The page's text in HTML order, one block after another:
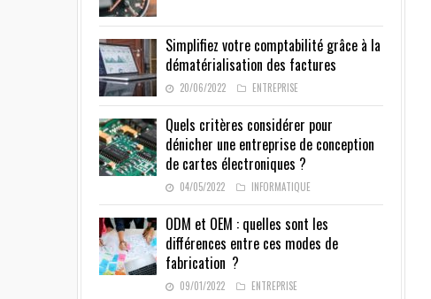
Simplifiez votre comptabilité grâce à la
dématérialisation des factures
20/06/2022 ENTREPRISE
Quels critères considérer pour
dénicher une entreprise de conception
de cartes électroniques ?
04/05/2022 INFORMATIQUE
ODM et OEM : quelles sont les
différences entre ces modes de
fabrication ?
09/01/2022 ENTREPRISE